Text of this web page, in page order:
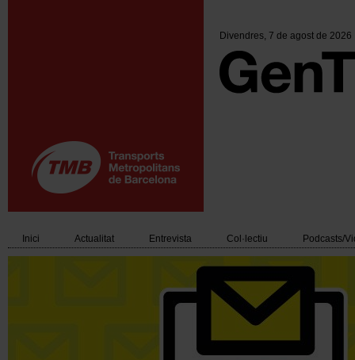
Divendres, 7 de agost de 2026
Main
Inici Actualitat Entrevista Col·lectiu Podcasts/